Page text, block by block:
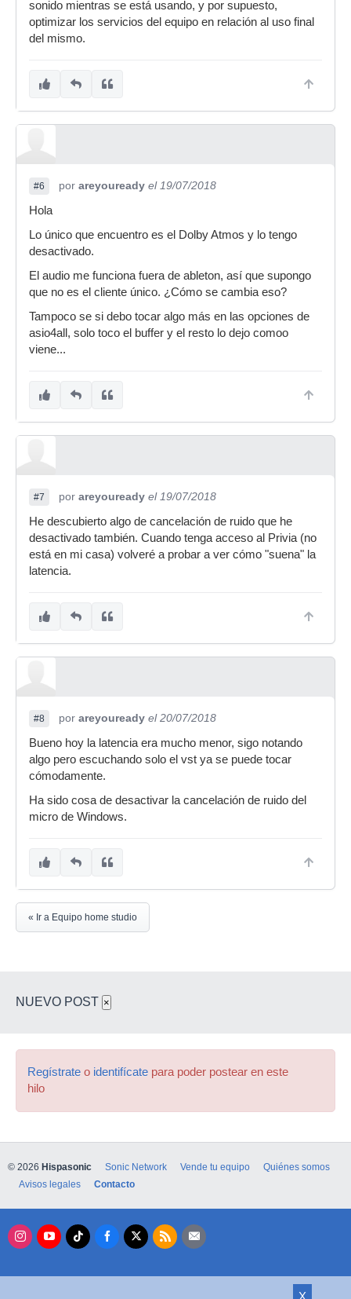
sonido mientras se está usando, y por supuesto,
optimizar los servicios del equipo en relación al uso final
del mismo.
#6 por areyouready el 19/07/2018
Hola
Lo único que encuentro es el Dolby Atmos y lo tengo
desactivado.
El audio me funciona fuera de ableton, así que supongo
que no es el cliente único. ¿Cómo se cambia eso?
Tampoco se si debo tocar algo más en las opciones de
asio4all, solo toco el buffer y el resto lo dejo comoo
viene...
#7 por areyouready el 19/07/2018
He descubierto algo de cancelación de ruido que he
desactivado también. Cuando tenga acceso al Privia (no
está en mi casa) volveré a probar a ver cómo "suena" la
latencia.
#8 por areyouready el 20/07/2018
Bueno hoy la latencia era mucho menor, sigo notando
algo pero escuchando solo el vst ya se puede tocar
cómodamente.
Ha sido cosa de desactivar la cancelación de ruido del
micro de Windows.
« Ir a Equipo home studio
NUEVO POST ×
Regístrate o identifícate para poder postear en este
hilo
X
© 2026 Hispasonic Sonic Network Vende tu equipo
Quiénes somos
Avisos legales
Contacto